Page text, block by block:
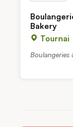
Bakery
Tournai
Boulangeries